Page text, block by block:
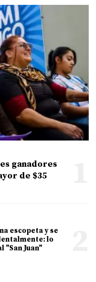
ganadores
de $35
escopeta y se
lo
"San Juan"